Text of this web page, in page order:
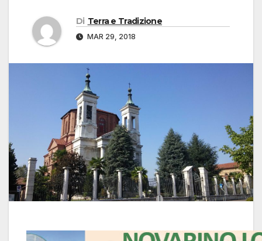
Di Terra e Tradizione
MAR 29, 2018